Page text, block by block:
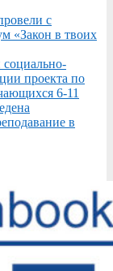
с
«Закон в твоих
проекта по
6-11
в